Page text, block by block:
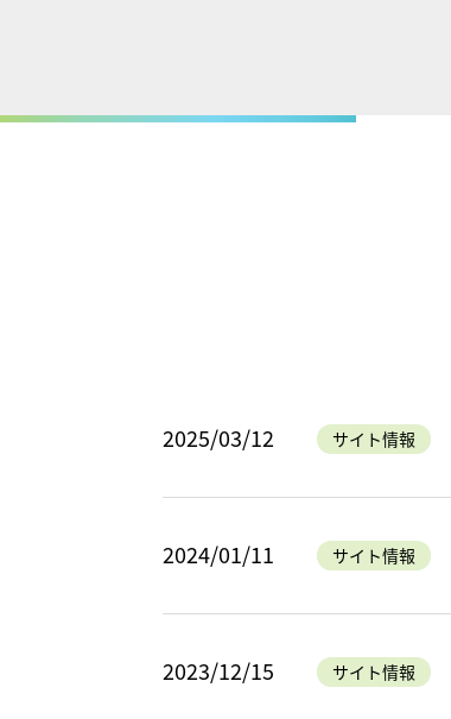
2025/03/12 サイト情報
2024/01/11 サイト情報
2023/12/15 サイト情報